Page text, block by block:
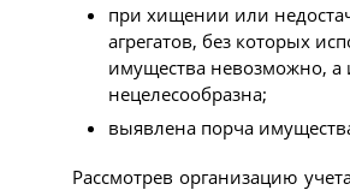
при хищении или
агрегатов, без которых
имущества невозможно, а
нецелесообразна;
выявлена порча
Рассмотрев организацию